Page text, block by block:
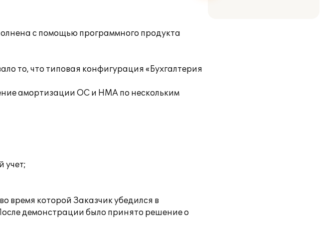
с помощью программного продукта
то, что типовая конфигурация «Бухгалтерия
амортизации ОС и НМА по нескольким
учет;
время которой Заказчик убедился в
демонстрации было принято решение о